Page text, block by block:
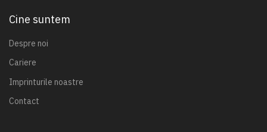
Cine suntem
Despre noi
Cariere
Imprinturile noastre
Contact